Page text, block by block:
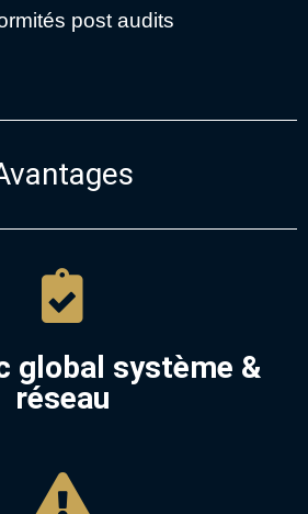
post audits
global système &
réseau